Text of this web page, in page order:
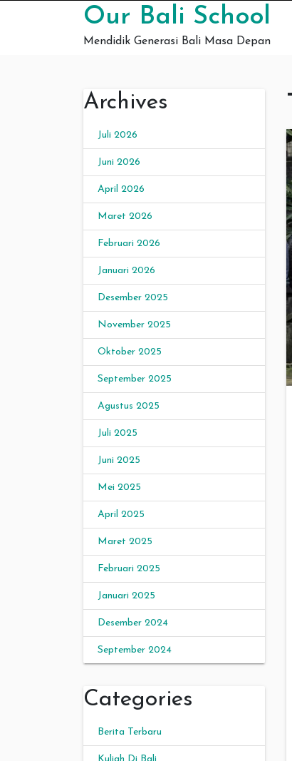
Our Bali School
Mendidik Generasi Bali Masa Depan
Archives
Juli 2026
Juni 2026
April 2026
Maret 2026
Februari 2026
Januari 2026
Desember 2025
November 2025
Oktober 2025
September 2025
Agustus 2025
Juli 2025
Juni 2025
Mei 2025
April 2025
Maret 2025
Februari 2025
Januari 2025
Desember 2024
September 2024
Categories
Berita Terbaru